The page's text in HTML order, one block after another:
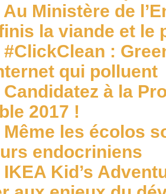
Au Ministère de
la viande et le
#ClickClean :
qui polluent
Candidatez à la
2017 !
Même les écolos
endocriniens
IKEA Kid’s